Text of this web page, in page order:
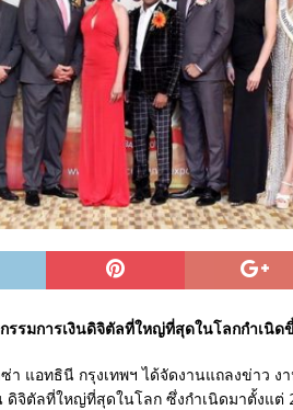
รมการเงินดิจิตัลที่ใหญ่ที่สุดในโลกกำเนิด
แอทธินี กรุงเทพฯ ได้จัดงานแถลงข่าว งา
ดิจิตัลที่ใหญ่ที่สุดในโลก ซึ่งกำเนิดมาตั้งแ